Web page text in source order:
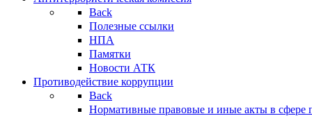
Back
Полезные ссылки
НПА
Памятки
Новости АТК
Противодействие коррупции
Back
Нормативные правовые и иные акты в сфере